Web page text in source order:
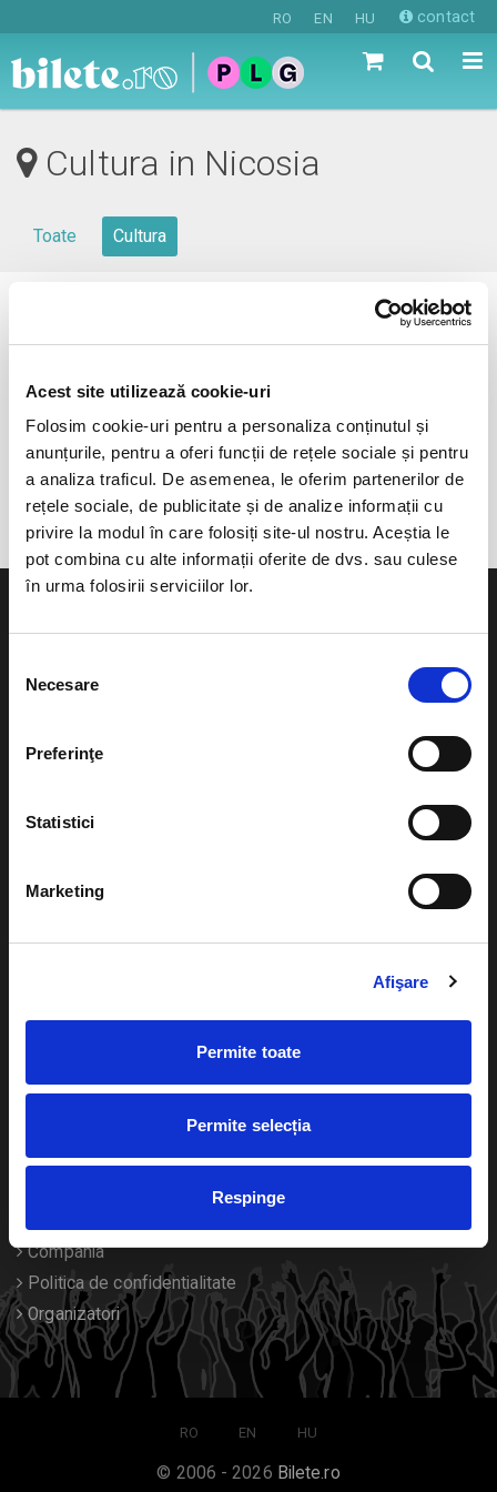
Acest site utilizează cookie-uri
Folosim cookie-uri pentru a personaliza conținutul și
anunțurile, pentru a oferi funcții de rețele sociale și pentru
a analiza traficul. De asemenea, le oferim partenerilor de
rețele sociale, de publicitate și de analize informații cu
privire la modul în care folosiți site-ul nostru. Aceștia le
pot combina cu alte informații oferite de dvs. sau culese
în urma folosirii serviciilor lor.
consimțământului
Necesare
Preferinţe
Statistici
Marketing
Afişare
Permite toate
Permite selecția
Respinge
RO EN HU contact
Cultura in Nicosia
Toate Cultura
0 evenimente in viitorul apropiat
anunta-ma pe email cand apare urmatorul eveniment la
Nicosia
Evenimente
Teatru
festivaluri
Diverse
Despre noi
Contact
Compania
Politica de confidentialitate
Organizatori
RO EN HU
© 2006 - 2026 Bilete.ro